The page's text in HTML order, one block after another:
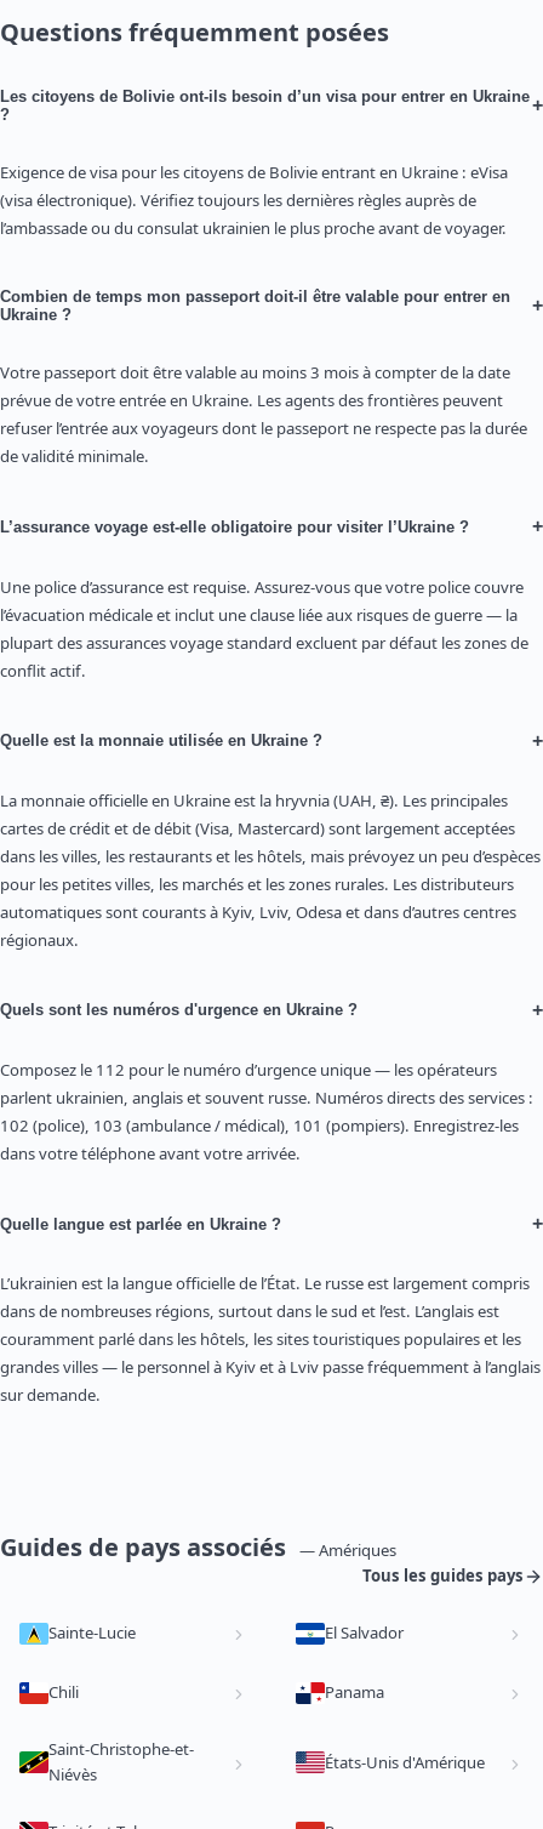
Questions fréquemment posées
Les citoyens de Bolivie ont-ils besoin d’un visa pour entrer en Ukraine
?
+
Exigence de visa pour les citoyens de Bolivie entrant en Ukraine : eVisa
(visa électronique). Vérifiez toujours les dernières règles auprès de
l’ambassade ou du consulat ukrainien le plus proche avant de voyager.
Combien de temps mon passeport doit-il être valable pour entrer en
Ukraine ?
+
Votre passeport doit être valable au moins 3 mois à compter de la date
prévue de votre entrée en Ukraine. Les agents des frontières peuvent
refuser l’entrée aux voyageurs dont le passeport ne respecte pas la durée
de validité minimale.
L’assurance voyage est-elle obligatoire pour visiter l’Ukraine ? +
Une police d’assurance est requise. Assurez-vous que votre police couvre
l’évacuation médicale et inclut une clause liée aux risques de guerre — la
plupart des assurances voyage standard excluent par défaut les zones de
conflit actif.
Quelle est la monnaie utilisée en Ukraine ? +
La monnaie officielle en Ukraine est la hryvnia (UAH, ₴). Les principales
cartes de crédit et de débit (Visa, Mastercard) sont largement acceptées
dans les villes, les restaurants et les hôtels, mais prévoyez un peu d’espèces
pour les petites villes, les marchés et les zones rurales. Les distributeurs
automatiques sont courants à Kyiv, Lviv, Odesa et dans d’autres centres
régionaux.
Quels sont les numéros d'urgence en Ukraine ? +
Composez le 112 pour le numéro d’urgence unique — les opérateurs
parlent ukrainien, anglais et souvent russe. Numéros directs des services :
102 (police), 103 (ambulance / médical), 101 (pompiers). Enregistrez-les
dans votre téléphone avant votre arrivée.
Quelle langue est parlée en Ukraine ? +
L’ukrainien est la langue officielle de l’État. Le russe est largement compris
dans de nombreuses régions, surtout dans le sud et l’est. L’anglais est
couramment parlé dans les hôtels, les sites touristiques populaires et les
grandes villes — le personnel à Kyiv et à Lviv passe fréquemment à l’anglais
sur demande.
Guides de pays associés
— Amériques
Tous les guides pays
Sainte-Lucie El Salvador
Chili Panama
Saint-Christophe-et-
Niévès
États-Unis d'Amérique